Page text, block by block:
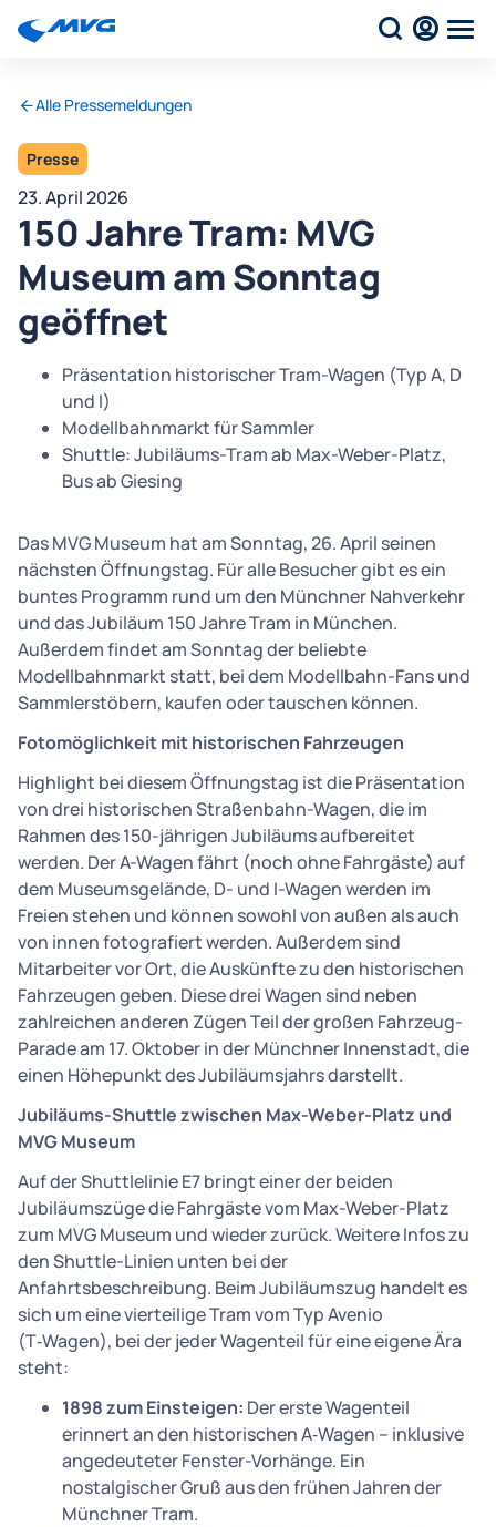
Alle Pressemeldungen
Presse
23. April 2026
150 Jahre Tram: MVG
Museum am Sonntag
geöffnet
Präsentation historischer Tram-Wagen (Typ A, D
und I)
Modellbahnmarkt für Sammler
Shuttle: Jubiläums-Tram ab Max-Weber-Platz,
Bus ab Giesing
Das MVG Museum hat am Sonntag, 26. April seinen
nächsten Öffnungstag. Für alle Besucher gibt es ein
buntes Programm rund um den Münchner Nahverkehr
und das Jubiläum 150 Jahre Tram in München.
Außerdem findet am Sonntag der beliebte
Modellbahnmarkt statt, bei dem Modellbahn-Fans und
Sammlerstöbern, kaufen oder tauschen können.
Fotomöglichkeit mit historischen Fahrzeugen
Highlight bei diesem Öffnungstag ist die Präsentation
von drei historischen Straßenbahn-Wagen, die im
Rahmen des 150-jährigen Jubiläums aufbereitet
werden. Der A-Wagen fährt (noch ohne Fahrgäste) auf
dem Museumsgelände, D- und I-Wagen werden im
Freien stehen und können sowohl von außen als auch
von innen fotografiert werden. Außerdem sind
Mitarbeiter vor Ort, die Auskünfte zu den historischen
Fahrzeugen geben. Diese drei Wagen sind neben
zahlreichen anderen Zügen Teil der großen Fahrzeug-
Parade am 17. Oktober in der Münchner Innenstadt, die
einen Höhepunkt des Jubiläumsjahrs darstellt.
Jubiläums-Shuttle zwischen Max-Weber-Platz und
MVG Museum
Auf der Shuttlelinie E7 bringt einer der beiden
Jubiläumszüge die Fahrgäste vom Max-Weber-Platz
zum MVG Museum und wieder zurück. Weitere Infos zu
den Shuttle-Linien unten bei der
Anfahrtsbeschreibung. Beim Jubiläumszug handelt es
sich um eine vierteilige Tram vom Typ Avenio
(T‑Wagen), bei der jeder Wagenteil für eine eigene Ära
steht:
1898 zum Einsteigen: Der erste Wagenteil
erinnert an den historischen A‑Wagen – inklusive
angedeuteter Fenster-Vorhänge. Ein
nostalgischer Gruß aus den frühen Jahren der
Münchner Tram.